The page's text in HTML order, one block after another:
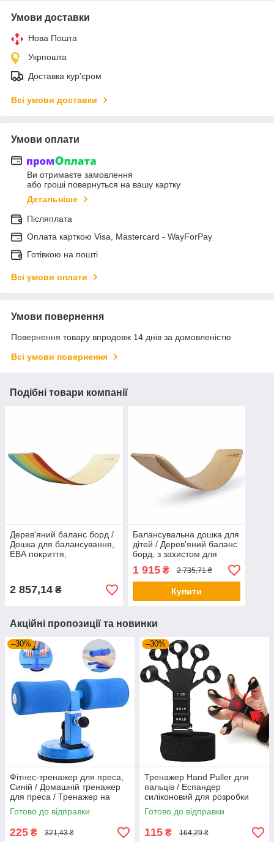
Умови доставки
Нова Пошта
Укрпошта
Доставка кур'єром
Всі умови доставки
Умови оплати
Ви отримаєте замовлення
або гроші повернуться на вашу картку
Детальніше
Післяплата
Оплата карткою Visa, Mastercard - WayForPay
Готівкою на пошті
Всі умови оплати
Умови повернення
Повернення товару впродовж 14 днів за домовленістю
Всі умови повернення
Подібні товари компанії
Дерев'яний баланс борд /
Дошка для балансування,
ЕВА покриття,
2 857,14 ₴
Балансувальна дошка для
дітей / Дерев'яний баланс
борд, з захистом для
93×28×21см / Рокерборд
дитячий
1 915₴ 2 735,71 ₴
Купити
Акційні пропозиції та новинки
–30%
Фітнес-тренажер для преса,
Синій / Домашній тренажер
для преса / Тренажер на
присосках
Готово до відправки
225 ₴ 321,43 ₴
–30%
Тренажер Hand Puller для
пальців / Еспандер
силіконовий для розробки
пальців руки
Готово до відправки
115 ₴ 164,29 ₴